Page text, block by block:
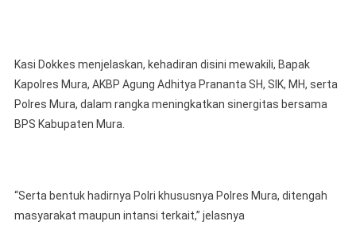
Kasi Dokkes menjelaskan, kehadiran disini mewakili, Bapak
Kapolres Mura, AKBP Agung Adhitya Prananta SH, SIK, MH, serta
Polres Mura, dalam rangka meningkatkan sinergitas bersama
BPS Kabupaten Mura.
“Serta bentuk hadirnya Polri khususnya Polres Mura, ditengah
masyarakat maupun intansi terkait,” jelasnya